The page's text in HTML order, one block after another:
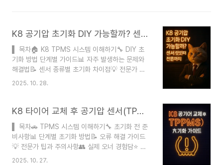
K8 공기압 초기화 DIY 가능할까? 센서 리셋부터 전문가 필요 상황까지
▌ 목차🏠 K8 TPMS 시스템 이해하기🔧 DIY 초
기화 방법 단계별 가이드📊 자주 발생하는 문제와
해결법📝 센서 종류별 초기화 차이점💡 전문가 도
움이 필요한 경우👥 비용 비교와 실사용 후기⭐ 유
정비 전문가 인터뷰, K8 오너 커뮤니티 실사용 후기
광고·협찬 없음 오류 신고
earnspot@naver.comK8 공기압 경고등이 켜졌
을 때 당황하신 적 있으신가요? 저도 처음엔 정비소
직행을 생각했는데, 알고 보니 DIY로 충분히 해결
2025. 10. 28.
K8 타이어 교체 후 공기압 센서(TPMS) 초기화 가이드
▌ 목차🚗 TPMS 시스템 이해하기🔧 초기화 전 준
비사항📊 단계별 초기화 방법📝 오류 해결 가이드
💡 전문가 팁과 주의사항👥 실제 오너 경험담⭐ 정
비소 vs 셀프 비교❓ FAQ작성자 노인요정 ｜ 자동
2025. 10. 27.